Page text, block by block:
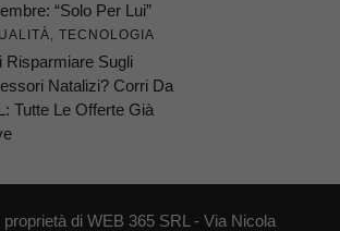
“Solo Per Lui”
, TECNOLOGIA
Risparmiare Sugli
Natalizi? Corri Da
Tutte Le Offerte Già
proprietà di WEB 365 SRL - Via Nicola